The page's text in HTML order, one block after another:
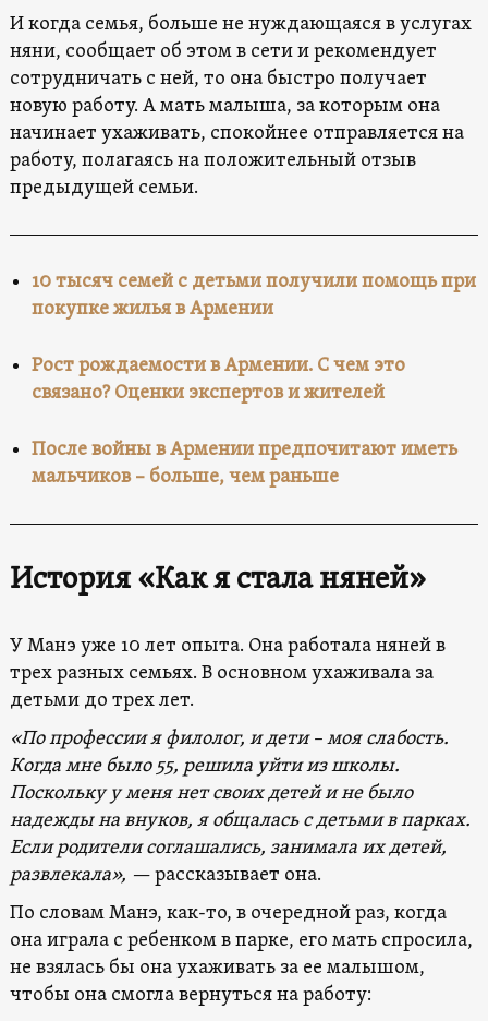
И когда семья, больше не нуждающаяся в услугах
няни, сообщает об этом в сети и рекомендует
сотрудничать с ней, то она быстро получает
новую работу. А мать малыша, за которым она
начинает ухаживать, спокойнее отправляется на
работу, полагаясь на положительный отзыв
предыдущей семьи.
10 тысяч семей с детьми получили помощь при
покупке жилья в Армении
Рост рождаемости в Армении. С чем это
связано? Оценки экспертов и жителей
После войны в Армении предпочитают иметь
мальчиков – больше, чем раньше
История «Как я стала няней»
У Манэ уже 10 лет опыта. Она работала няней в
трех разных семьях. В основном ухаживала за
детьми до трех лет.
«По профессии я филолог, и дети – моя слабость.
Когда мне было 55, решила уйти из школы.
Поскольку у меня нет своих детей и не было
надежды на внуков, я общалась с детьми в парках.
Если родители соглашались, занимала их детей,
развлекала», —рассказывает она.
По словам Манэ, как-то, в очередной раз, когда
она играла с ребенком в парке, его мать спросила,
не взялась бы она ухаживать за ее малышом,
чтобы она смогла вернуться на работу: